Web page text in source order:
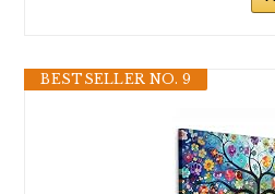
BESTSELLER NO. 9